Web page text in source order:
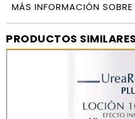
MÁS INFORMACIÓN
PRODUCTOS SIMILARES